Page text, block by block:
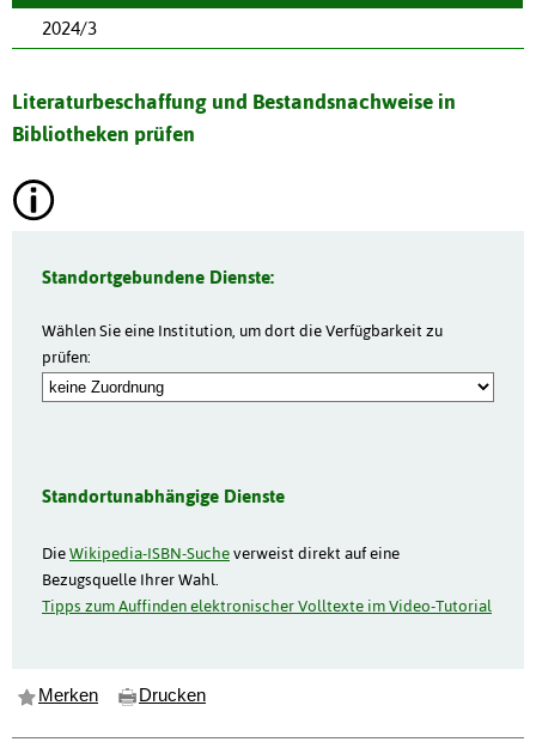
2024/3
Literaturbeschaffung und Bestandsnachweise in
Bibliotheken prüfen
Standortgebundene Dienste:
Wählen Sie eine Institution, um dort die Verfügbarkeit zu
prüfen:
Standortunabhängige Dienste
DieWikipedia-ISBN-Sucheverweist direkt auf eine
Bezugsquelle Ihrer Wahl.
Tipps zum Auffinden elektronischer Volltexte im Video-Tutorial
Merken Drucken